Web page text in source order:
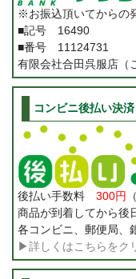
※お振込頂いてからの
■記号 16490
■番号 11124731
有限会社合田呉服店（
コンビニ後払い決済
後払い手数料 300円
商品が到着してから後
各コンビニ、郵便局、
▶詳しくはこちらをク